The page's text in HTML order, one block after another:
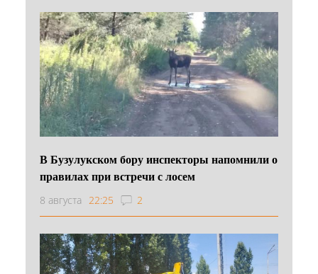
В Бузулукском бору инспекторы напомнили о
правилах при встречи с лосем
8 августа 22:25 2